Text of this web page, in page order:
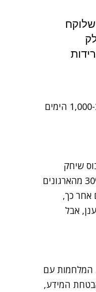
שלוקח
ובכל זאת טכנולוגיה – להלן כמה תחומים שהעיסוק של המנמ"רים בהם התרחב עד מאוד ב-1,000 הימים
שיחק
תפקיד מרכזי בתהליך – בארגוני ממשלה, אבל לא רק. על פי הערכות, באוקטובר 2023, כ-30% מהארגונים
אחר כך,
מהארגונים עברו לענן, אבל
על רקע המלחמות עם
המידע,